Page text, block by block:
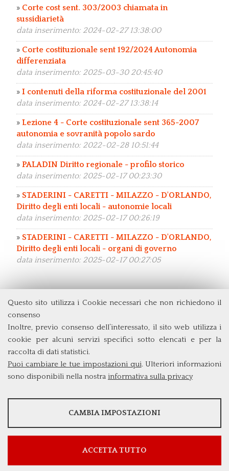
Questo sito utilizza i Cookie necessari che non richiedono il
consenso
Inoltre, previo consenso dell’interessato, il sito web utilizza i
cookie per alcuni servizi specifici sotto elencati e per la
raccolta di dati statistici.
Puoi cambiare le tue impostazioni qui. Ulteriori informazioni
sono disponibili nella nostra informativa sulla privacy
STATISTICHE
Mostra maggiori informazioni
Google Analytics
CAMBIA IMPOSTAZIONI
ACCETTA TUTTO
» Corte cost sent. 303/2003 chiamata in
sussidiarietà
data inserimento: 2024-02-27 13:38:00
» Corte costituzionale sent 192/2024 Autonomia
differenziata
data inserimento: 2025-03-30 20:45:40
» I contenuti della riforma costituzionale del 2001
data inserimento: 2024-02-27 13:38:14
» Lezione 4 - Corte costituzionale sent 365-2007
autonomia e sovranità popolo sardo
data inserimento: 2022-02-28 10:51:44
» PALADIN Diritto regionale - profilo storico
data inserimento: 2025-02-17 00:23:30
» STADERINI - CARETTI - MILAZZO - D'ORLANDO,
Diritto degli enti locali - autonomie locali
data inserimento: 2025-02-17 00:26:19
» STADERINI - CARETTI - MILAZZO - D'ORLANDO,
Diritto degli enti locali - organi di governo
data inserimento: 2025-02-17 00:27:05
Università degli Studi di Roma Tor Vergata
Via Columbia, 2
00133 Roma (Italia)
Tel. +39 06 7259 5715
triennio@clef.uniroma2.it